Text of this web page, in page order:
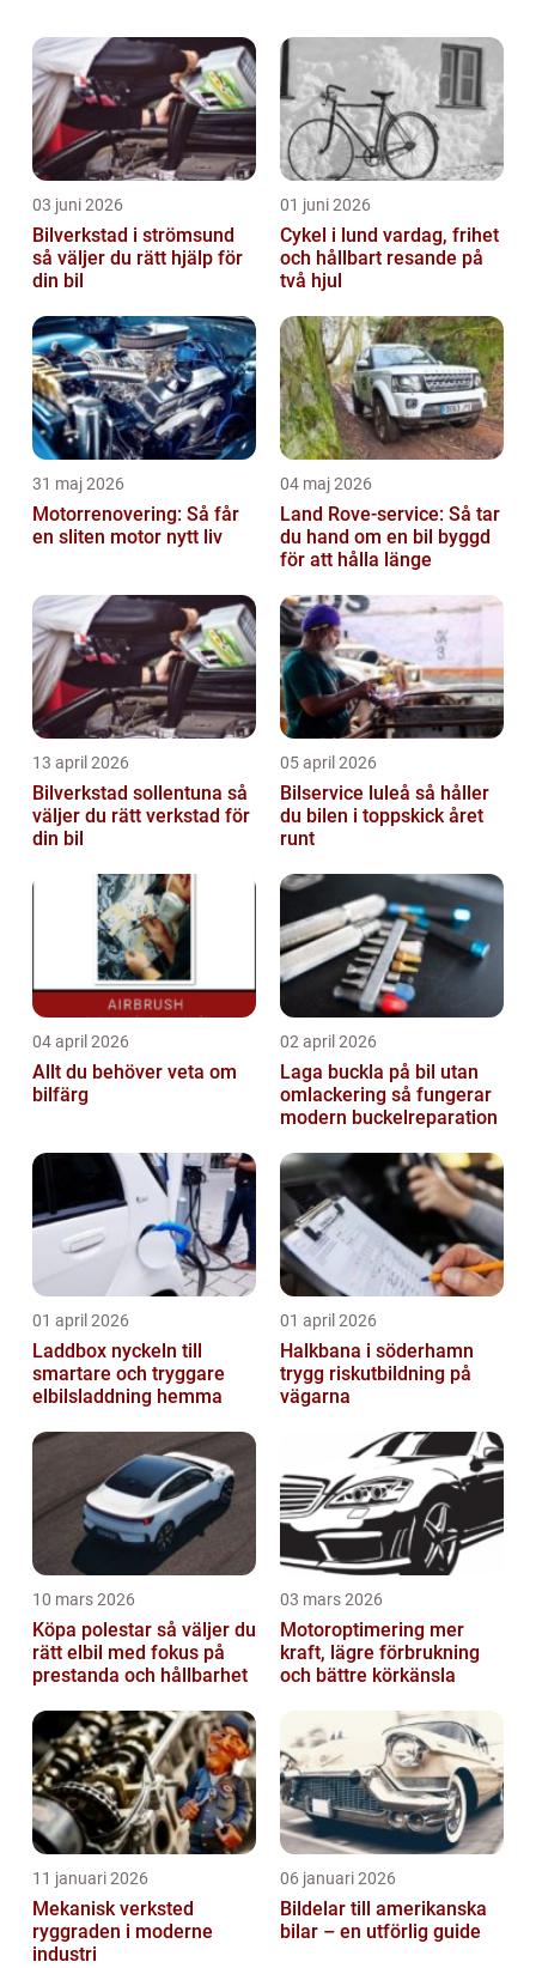
olika typer och populära val till kvantita...
03 juni 2026
Bilverkstad i strömsund
så väljer du rätt hjälp för
din bil
01 juni 2026
Cykel i lund vardag, frihet
och hållbart resande på
två hjul
31 maj 2026
Motorrenovering: Så får
en sliten motor nytt liv
04 maj 2026
Land Rove-service: Så tar
du hand om en bil byggd
för att hålla länge
13 april 2026
Bilverkstad sollentuna så
väljer du rätt verkstad för
din bil
05 april 2026
Bilservice luleå så håller
du bilen i toppskick året
runt
04 april 2026
Allt du behöver veta om
bilfärg
02 april 2026
Laga buckla på bil utan
omlackering så fungerar
modern buckelreparation
01 april 2026
Laddbox nyckeln till
smartare och tryggare
elbilsladdning hemma
01 april 2026
Halkbana i söderhamn
trygg riskutbildning på
vägarna
10 mars 2026
Köpa polestar så väljer du
rätt elbil med fokus på
prestanda och hållbarhet
03 mars 2026
Motoroptimering mer
kraft, lägre förbrukning
och bättre körkänsla
11 januari 2026
Mekanisk verksted
ryggraden i moderne
industri
06 januari 2026
Bildelar till amerikanska
bilar – en utförlig guide